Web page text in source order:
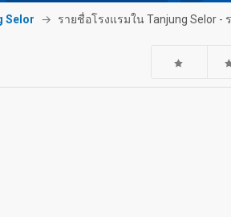
Selor รายชื่อโรงแรมใน Tanjung Selor -